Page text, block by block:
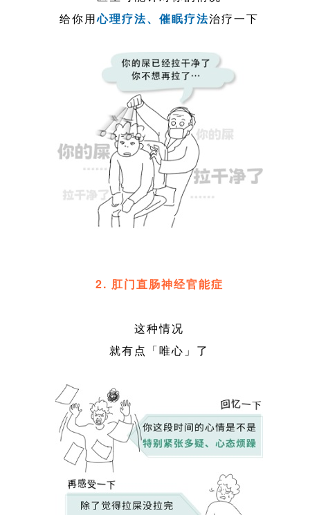
给你用心理疗法、催眠疗法治疗一下
2. 肛门直肠神经官能症
这种情况
就有点「唯心」了